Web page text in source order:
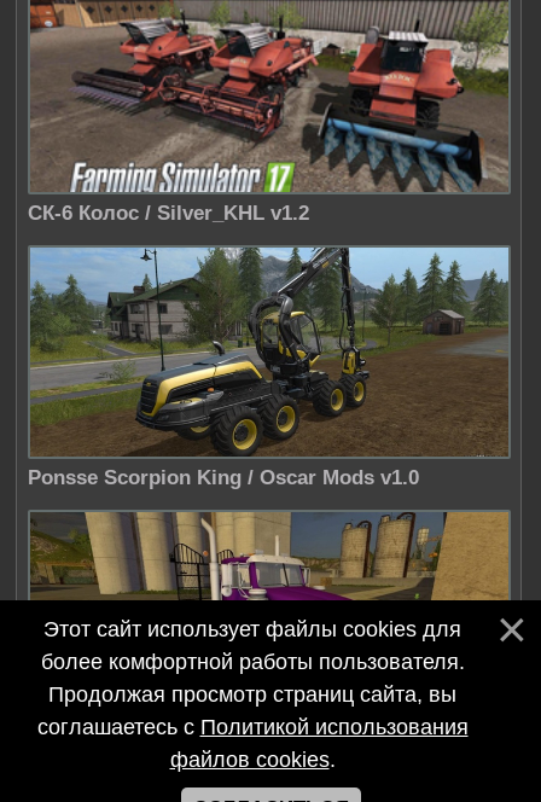
СК-6 Колос / Silver_KHL v1.2
Ponsse Scorpion King / Oscar Mods v1.0
Western Star 4900 SA Ponsee Tridem / Spect....
Этот сайт использует файлы cookies для
более комфортной работы пользователя.
Продолжая просмотр страниц сайта, вы
соглашаетесь с Политикой использования
файлов cookies.